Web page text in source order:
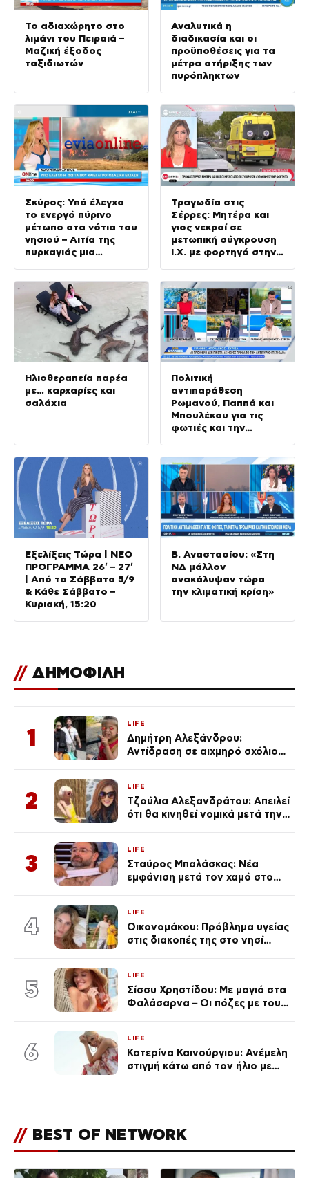
Το αδιαχώρητο στο
λιμάνι του Πειραιά –
Μαζική έξοδος
ταξιδιωτών
Αναλυτικά η
διαδικασία και οι
προϋποθέσεις για τα
μέτρα στήριξης των
πυρόπληκτων
Σκύρος: Υπό έλεγχο
το ενεργό πύρινο
μέτωπο στα νότια του
νησιού – Αιτία της
πυρκαγιάς μια
Τραγωδία στις
Σέρρες: Μητέρα και
γιος νεκροί σε
μετωπική σύγκρουση
Ι.Χ. με φορτηγό στην
Ηλιοθεραπεία παρέα
με… καρχαρίες και
σαλάχια
Πολιτική
αντιπαράθεση
Ρωμανού, Παππά και
Μπουλέκου για τις
φωτιές και την
Εξελίξεις Τώρα | ΝΕΟ
ΠΡΟΓΡΑΜΜΑ 26′ – 27′
| Από το Σάββατο 5/9
& Κάθε Σάββατο –
Κυριακή, 15:20
Β. Αναστασίου: «Στη
ΝΔ μάλλον
ανακάλυψαν τώρα
την κλιματική κρίση»
// ΔΗΜΟΦΙΛΗ
1
LIFE
Δημήτρη Αλεξάνδρου:
Αντίδραση σε αιχμηρό σχόλιο
2
LIFE
Τζούλια Αλεξανδράτου: Απειλεί
ότι θα κινηθεί νομικά μετά την
3
LIFE
Σταύρος Μπαλάσκας: Νέα
εμφάνιση μετά τον χαμό στο
4
LIFE
Οικονομάκου: Πρόβλημα υγείας
στις διακοπές της στο νησί
5
LIFE
Σίσσυ Χρηστίδου: Με μαγιό στα
Φαλάσαρνα – Οι πόζες με τους
6
LIFE
Κατερίνα Καινούργιου: Ανέμελη
στιγμή κάτω από τον ήλιο με
// BEST OF NETWORK